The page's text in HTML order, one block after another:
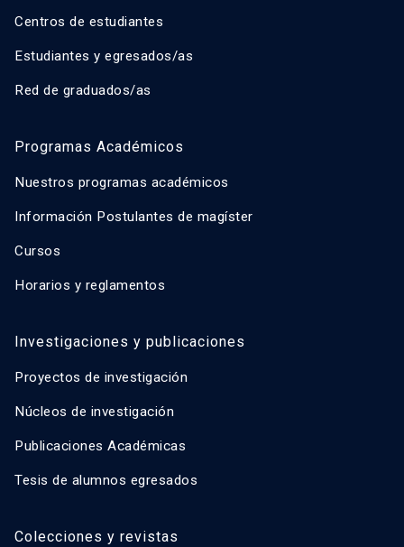
Centros de estudiantes
Estudiantes y egresados/as
Red de graduados/as
Programas Académicos
Nuestros programas académicos
Información Postulantes de magíster
Cursos
Horarios y reglamentos
Investigaciones y publicaciones
Proyectos de investigación
Núcleos de investigación
Publicaciones Académicas
Tesis de alumnos egresados
Colecciones y revistas